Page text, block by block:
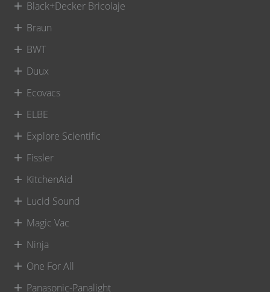
Black+Decker Bricolaje
Braun
BWT
Duux
Ecovacs
ELBE
Explore Scientific
Fissler
KitchenAid
Lucid Sound
Magic Vac
Ninja
One For All
Panasonic-Panalight